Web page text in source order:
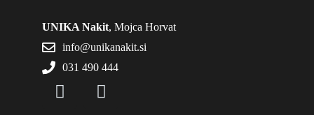
UNIKA Nakit, Mojca Horvat
info@unikanakit.si
031 490 444